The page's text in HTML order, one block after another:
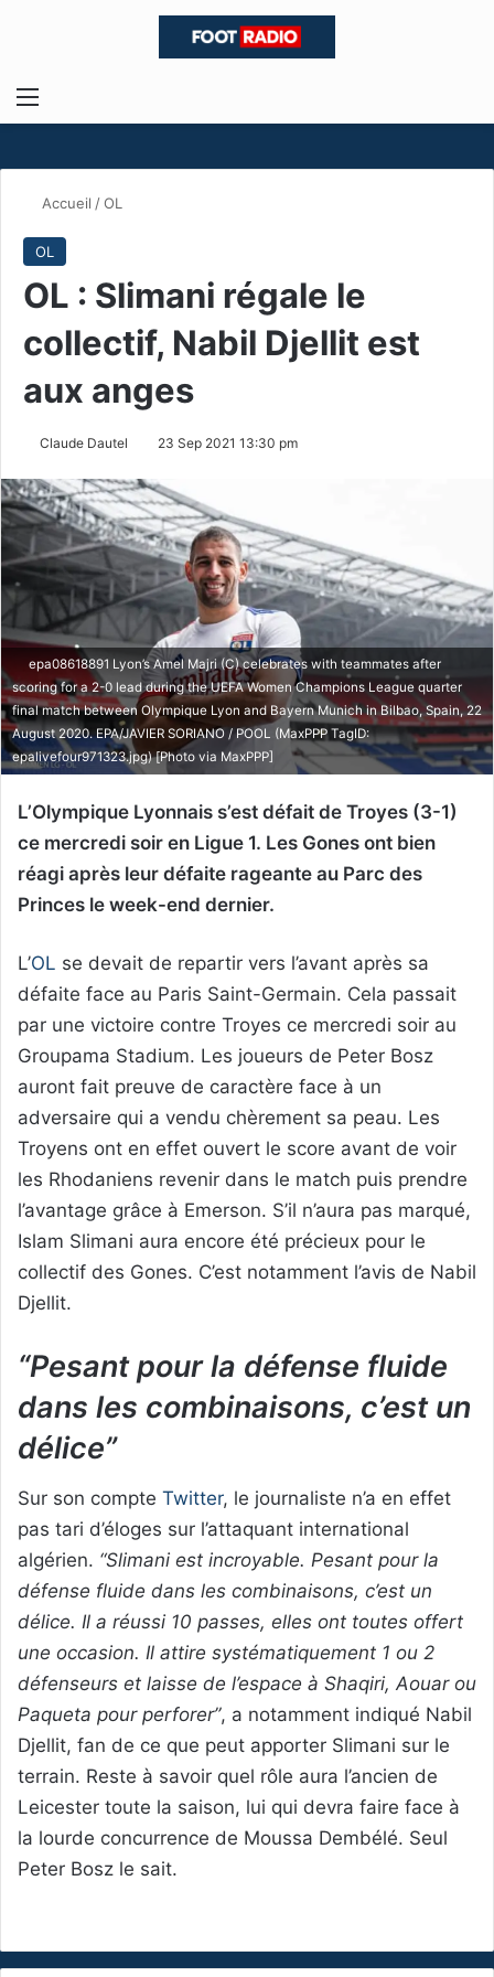
Menu
Accueil /OL
OL
OL : Slimani régale le
collectif, Nabil Djellit est
aux anges
Claude Dautel 23 Sep 2021 13:30 pm
epa08618891 Lyon’s Amel Majri (C) celebrates with teammates after
scoring for a 2-0 lead during the UEFA Women Champions League quarter
final match between Olympique Lyon and Bayern Munich in Bilbao, Spain, 22
August 2020. EPA/JAVIER SORIANO / POOL (MaxPPP TagID:
epalivefour971323.jpg) [Photo via MaxPPP]
L’Olympique Lyonnais s’est défait de Troyes (3-1)
ce mercredi soir en Ligue 1. Les Gones ont bien
réagi après leur défaite rageante au Parc des
Princes le week-end dernier.
L’OL se devait de repartir vers l’avant après sa
défaite face au Paris Saint-Germain. Cela passait
par une victoire contre Troyes ce mercredi soir au
Groupama Stadium. Les joueurs de Peter Bosz
auront fait preuve de caractère face à un
adversaire qui a vendu chèrement sa peau. Les
Troyens ont en effet ouvert le score avant de voir
les Rhodaniens revenir dans le match puis prendre
l’avantage grâce à Emerson. S’il n’aura pas marqué,
Islam Slimani aura encore été précieux pour le
collectif des Gones. C’est notamment l’avis de Nabil
Djellit.
“Pesant pour la défense fluide
dans les combinaisons, c’est un
délice”
Sur son compte Twitter, le journaliste n’a en effet
pas tari d’éloges sur l’attaquant international
algérien. “Slimani est incroyable. Pesant pour la
défense fluide dans les combinaisons, c’est un
délice. Il a réussi 10 passes, elles ont toutes offert
une occasion. Il attire systématiquement 1 ou 2
défenseurs et laisse de l’espace à Shaqiri, Aouar ou
Paqueta pour perforer”, a notamment indiqué Nabil
Djellit, fan de ce que peut apporter Slimani sur le
terrain. Reste à savoir quel rôle aura l’ancien de
Leicester toute la saison, lui qui devra faire face à
la lourde concurrence de Moussa Dembélé. Seul
Peter Bosz le sait.